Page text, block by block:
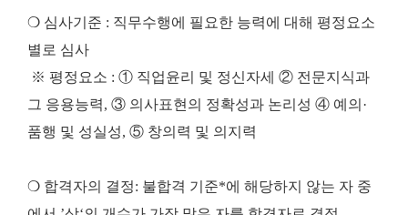
❍ 심사기준 : 직무수행에 필요한 능력에 대해 평정요소
별로 심사
※ 평정요소 : ① 직업윤리 및 정신자세 ② 전문지식과
그 응용능력, ③ 의사표현의 정확성과 논리성 ④ 예의·
품행 및 성실성, ⑤ 창의력 및 의지력
❍ 합격자의 결정: 불합격 기준*에 해당하지 않는 자 중